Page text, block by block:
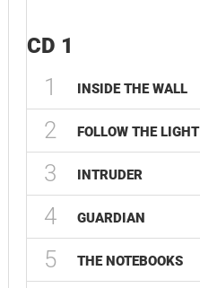
CD 1
1 INSIDE THE WALL
2 FOLLOW THE LIGHT
3 INTRUDER
4 GUARDIAN
5 THE NOTEBOOKS